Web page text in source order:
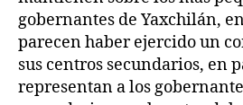
gobernantes de Yaxchilán,
parecen haber ejercido un
sus centros secundarios, en
representan a los